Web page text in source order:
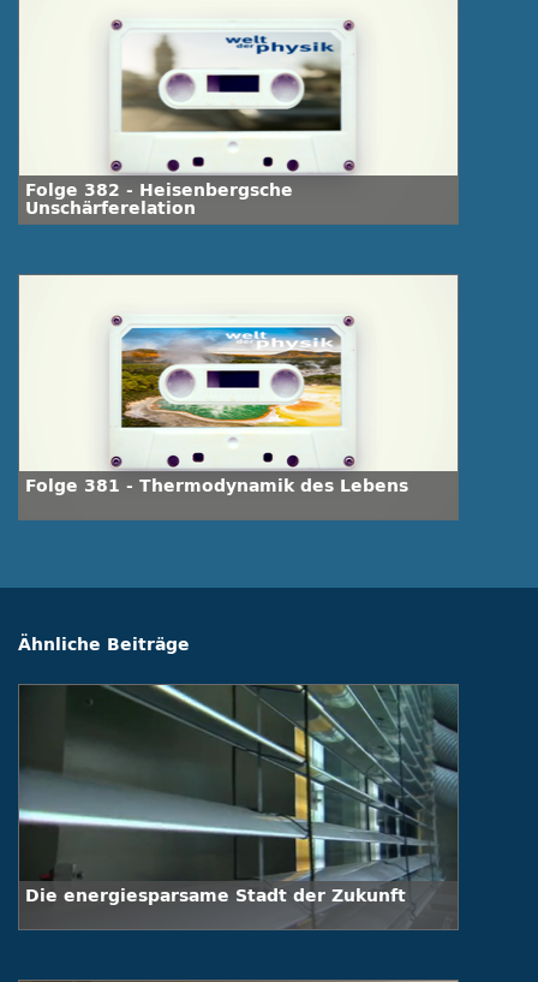
Folge 382 - Heisenbergsche
Unschärferelation
Folge 381 - Thermodynamik des Lebens
Ähnliche Beiträge
Die energiesparsame Stadt der Zukunft